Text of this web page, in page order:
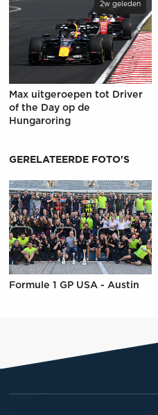
2w geleden
Max uitgeroepen tot Driver
of the Day op de
Hungaroring
GERELATEERDE FOTO'S
Formule 1 GP USA - Austin